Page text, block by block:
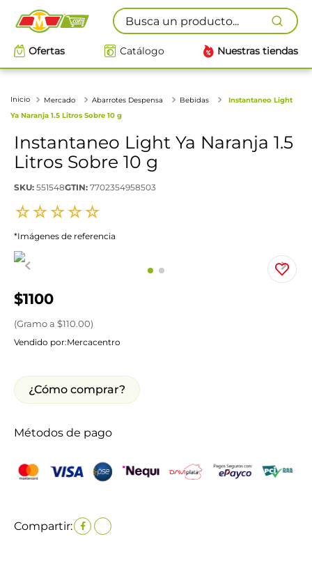
Busca un producto...
Ofertas Catálogo Nuestras tiendas
Mercado Abarrotes Despensa Bebidas
Instantaneo Light
Ya Naranja 1.5 Litros Sobre 10 g
Instantaneo Light Ya Naranja 1.5
Litros Sobre 10 g
SKU: 551548GTIN: 7702354958503
☆☆☆☆☆
*Imágenes de referencia
$1100
(Gramoa $110.00)
Vendido por:Mercacentro
¿Cómo comprar?
Métodos de pago
Compartir: